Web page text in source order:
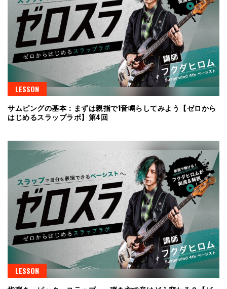
LESSON
サムピングの基本：まずは親指で1音鳴らしてみよう【ゼロから
はじめるスラップラボ】第4回
LESSON